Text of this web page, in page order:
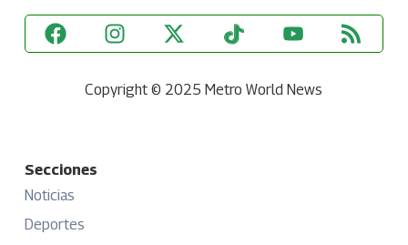
Copyright © 2025 Metro World News
Secciones
Noticias
Deportes